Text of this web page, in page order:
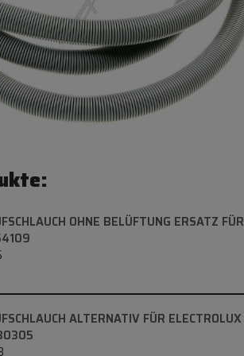
OHNE BELÜFTUNG ERSATZ FÜR
ALTERNATIV FÜR ELECTROLUX